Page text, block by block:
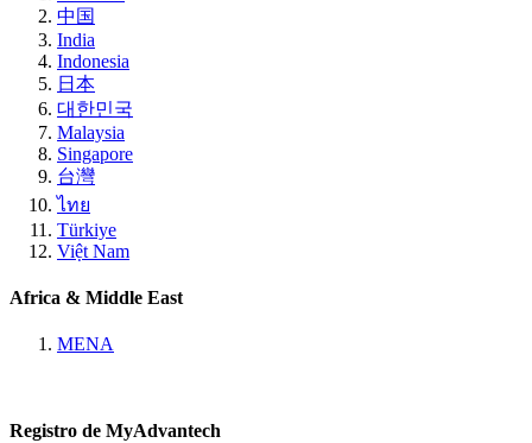
中国
India
Indonesia
日本
대한민국
Malaysia
Singapore
台灣
ไทย
Türkiye
Việt Nam
Africa & Middle East
MENA
Registro de MyAdvantech